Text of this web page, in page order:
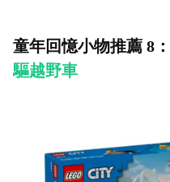
童年回憶小物推薦 8：
驅越野車